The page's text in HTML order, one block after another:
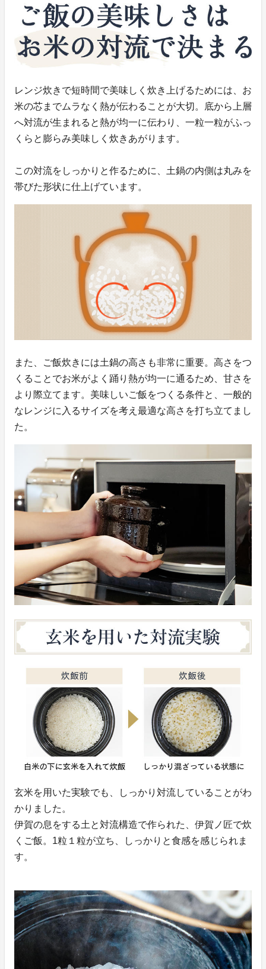
レンジ炊きで短時間で美味しく炊き上げるためには、お
米の芯までムラなく熱が伝わることが大切。底から上層
へ対流が生まれると熱が均一に伝わり、一粒一粒がふっ
くらと膨らみ美味しく炊きあがります。
この対流をしっかりと作るために、土鍋の内側は丸みを
帯びた形状に仕上げています。
また、ご飯炊きには土鍋の高さも非常に重要。高さをつ
くることでお米がよく踊り熱が均一に通るため、甘さを
より際立てます。美味しいご飯をつくる条件と、一般的
なレンジに入るサイズを考え最適な高さを打ち立てまし
た。
玄米を用いた実験でも、しっかり対流していることがわ
かりました。
伊賀の息をする土と対流構造で作られた、伊賀ノ匠で炊
くご飯。1粒１粒が立ち、しっかりと食感を感じられま
す。